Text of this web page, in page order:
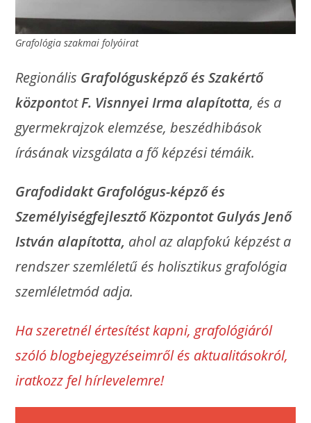
Grafológia szakmai folyóirat
Regionális Grafológusképző és Szakértő
központotF. Visnnyei Irma alapította, és a
gyermekrajzok elemzése, beszédhibások
írásának vizsgálata a fő képzési témáik.
Grafodidakt Grafológus-képző és
Személyiségfejlesztő Központot Gulyás Jenő
István alapította, ahol az alapfokú képzést a
rendszer szemléletű és holisztikus grafológia
szemléletmód adja.
Ha szeretnél értesítést kapni, grafológiáról
szóló blogbejegyzéseimről és aktualitásokról,
iratkozz fel hírlevelemre!